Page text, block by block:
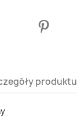
produktu